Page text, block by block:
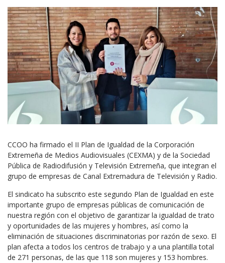
CCOO ha firmado el II Plan de Igualdad de la Corporación
Extremeña de Medios Audiovisuales (CEXMA) y de la Sociedad
Pública de Radiodifusión y Televisión Extremeña, que integran el
grupo de empresas de Canal Extremadura de Televisión y Radio.
El sindicato ha subscrito este segundo Plan de Igualdad en este
importante grupo de empresas públicas de comunicación de
nuestra región con el objetivo de garantizar la igualdad de trato
y oportunidades de las mujeres y hombres, así como la
eliminación de situaciones discriminatorias por razón de sexo. El
plan afecta a todos los centros de trabajo y a una plantilla total
de 271 personas, de las que 118 son mujeres y 153 hombres.